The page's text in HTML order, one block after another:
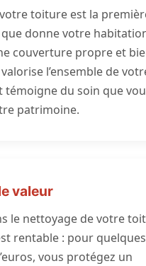
votre toiture est la
donne votre
couverture propre et
l’ensemble de
témoigne du soin que
patrimoine.
valeur
le nettoyage de votre
rentable : pour quelques
vous protégez un